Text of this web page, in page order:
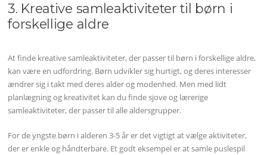
3. Kreative samleaktiviteter til børn i
forskellige aldre
At finde kreative samleaktiviteter, der passer til børn i forskellige aldre,
kan være en udfordring. Børn udvikler sig hurtigt, og deres interesser
ændrer sig i takt med deres alder og modenhed. Men med lidt
planlægning og kreativitet kan du finde sjove og lærerige
samleaktiviteter, der passer til alle aldersgrupper.
For de yngste børn i alderen 3-5 år er det vigtigt at vælge aktiviteter,
der er enkle og håndterbare. Et godt eksempel er at samle puslespil